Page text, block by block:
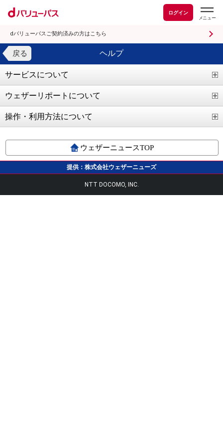
ログイン
dバリューパスご契約済みの方はこちら
戻る ヘルプ
サービスについて
ウェザーリポートについて
操作・利用方法について
ウェザーニュースTOP
提供：株式会社ウェザーニューズ
NTT DOCOMO, INC.